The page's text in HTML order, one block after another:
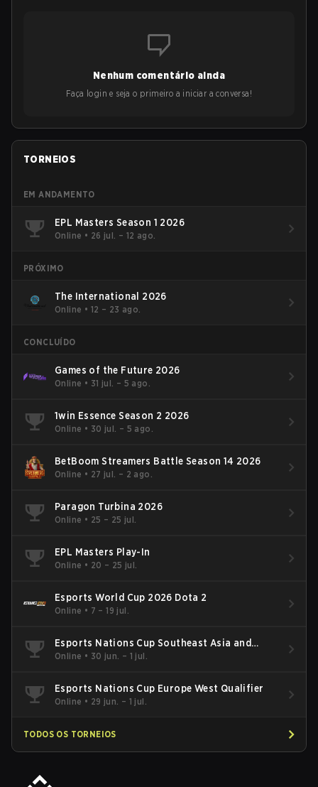
Nenhum comentário ainda
Faça login e seja o primeiro a iniciar a conversa!
TORNEIOS
EM ANDAMENTO
EPL Masters Season 1 2026
Online • 26 jul. – 12 ago.
PRÓXIMO
The International 2026
Online • 12 – 23 ago.
CONCLUÍDO
Games of the Future 2026
Online • 31 jul. – 5 ago.
1win Essence Season 2 2026
Online • 30 jul. – 5 ago.
BetBoom Streamers Battle Season 14 2026
Online • 27 jul. – 2 ago.
Paragon Turbina 2026
Online • 25 – 25 jul.
EPL Masters Play-In
Online • 20 – 25 jul.
Esports World Cup 2026 Dota 2
Online • 7 – 19 jul.
Esports Nations Cup Southeast Asia and
Oceania Qualifier
Online • 30 jun. – 1 jul.
Esports Nations Cup Europe West Qualifier
Online • 29 jun. – 1 jul.
TODOS OS TORNEIOS